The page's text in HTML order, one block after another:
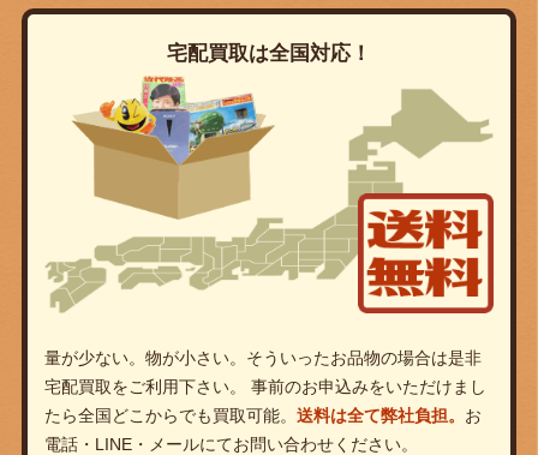
宅配買取は全国対応！
量が少ない。物が小さい。そういったお品物の場合は是非
宅配買取をご利用下さい。 事前のお申込みをいただけまし
たら全国どこからでも買取可能。 送料は全て弊社負担。 お
電話・LINE・メールにてお問い合わせください。